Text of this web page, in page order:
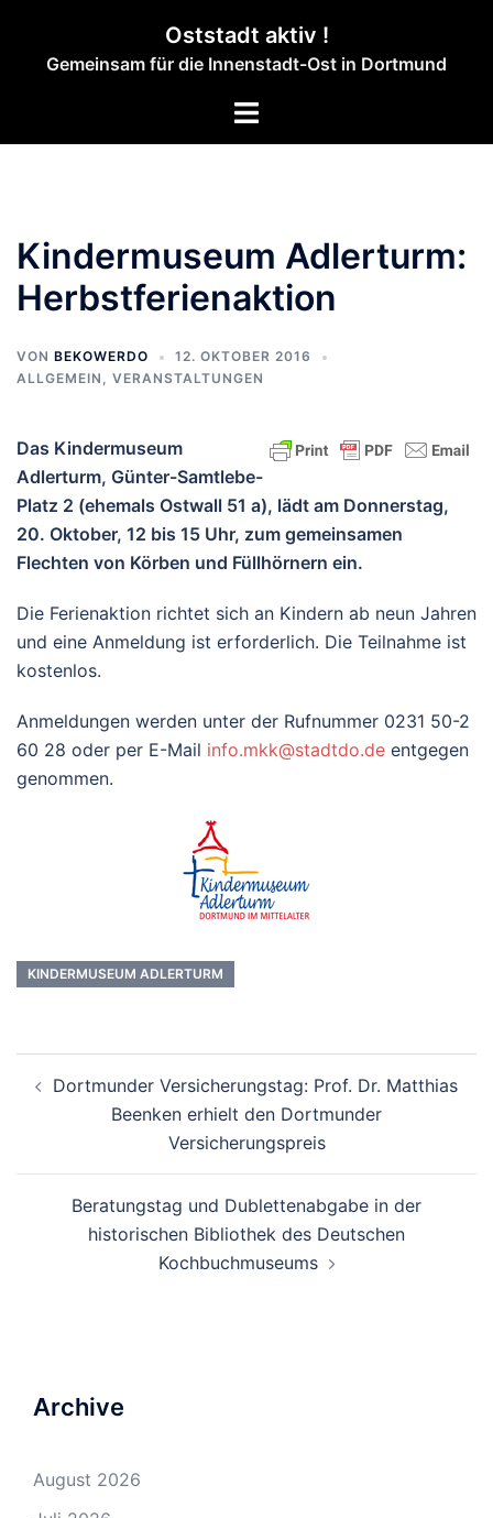
springen
Oststadt aktiv !
Gemeinsam für die Innenstadt-Ost in Dortmund
Menü
Kindermuseum Adlerturm:
Herbstferienaktion
VON BEKOWERDO
12. OKTOBER 2016
ALLGEMEIN , VERANSTALTUNGEN
Das Kindermuseum
Adlerturm, Günter-Samtlebe-
Platz 2 (ehemals Ostwall 51 a), lädt am Donnerstag,
20. Oktober, 12 bis 15 Uhr, zum gemeinsamen
Flechten von Körben und Füllhörnern ein.
Die Ferienaktion richtet sich an Kindern ab neun Jahren
und eine Anmeldung ist erforderlich. Die Teilnahme ist
kostenlos.
Anmeldungen werden unter der Rufnummer 0231 50-2
60 28 oder per E-Mail info.mkk@stadtdo.de entgegen
genommen.
KINDERMUSEUM ADLERTURM
Navigation
Dortmunder Versicherungstag: Prof. Dr. Matthias
Beenken erhielt den Dortmunder
Versicherungspreis
Beratungstag und Dublettenabgabe in der
historischen Bibliothek des Deutschen
Kochbuchmuseums
Archive
August 2026